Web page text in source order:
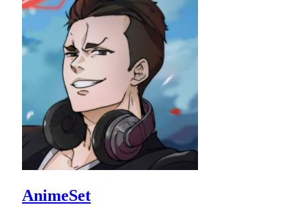
AnimeSet